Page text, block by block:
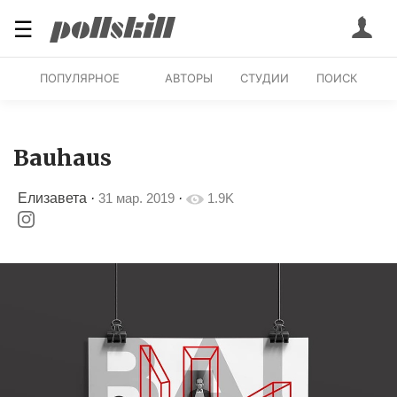
☰
ПОПУЛЯРНОЕ АВТОРЫ СТУДИИ ПОИСК
Bauhaus
Елизавета · 31 мар. 2019 · 1.9K